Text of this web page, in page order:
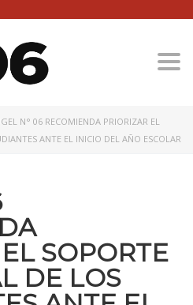
N° 06 RECOMIENDA PRIORIZAR EL
ANTE EL INICIO DEL AÑO ESCOLAR
SOPORTE
DE LOS